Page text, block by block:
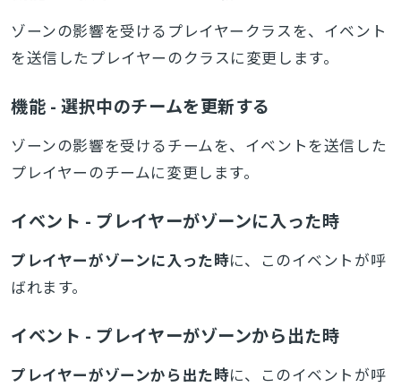
ゾーンの影響を受けるプレイヤークラスを、イベント
を送信したプレイヤーのクラスに変更します。
機能 - 選択中のチームを更新する
ゾーンの影響を受けるチームを、イベントを送信した
プレイヤーのチームに変更します。
イベント - プレイヤーがゾーンに入った時
プレイヤーがゾーンに入った時に、このイベントが呼
ばれます。
イベント - プレイヤーがゾーンから出た時
プレイヤーがゾーンから出た時に、このイベントが呼